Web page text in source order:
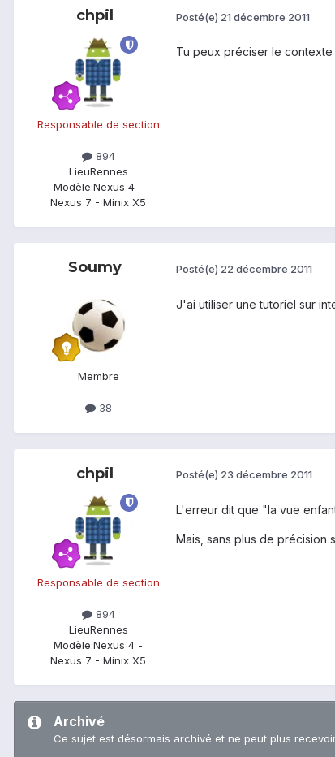
chpil
Responsable de section
894
LieuRennes
Modèle:Nexus 4 -
Nexus 7 - Minix X5
Posté(e) 21 décembre 2011
Tu peux préciser le
Soumy
Membre
38
Posté(e) 22 décembre 2011
J'ai utiliser une tutoriel sur
chpil
Responsable de section
894
LieuRennes
Modèle:Nexus 4 -
Nexus 7 - Minix X5
Posté(e) 23 décembre 2011
L'erreur dit que "la vue
Mais, sans plus de précision
Archivé
Ce sujet est désormais archivé et ne peut plus